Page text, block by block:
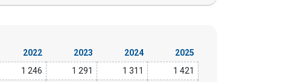
2022 2023 2024 2025
1 246 1 291 1 311
1 421